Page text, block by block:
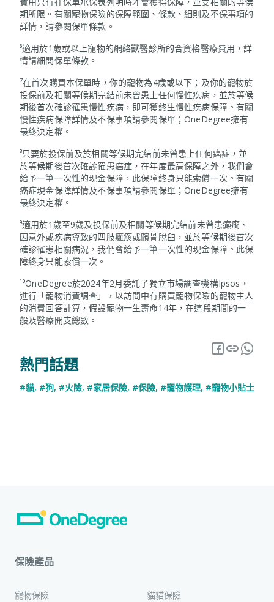
期所限。有關寵物保險的保障範圍、條款、細則及不保事項的
詳情，請參閱保單條款。
⁶適用於1歲或以上寵物的網絡獸醫診所的合資格醫療費用，詳
情請細閲保單條款。
⁷在首次購買本保單時，你的寵物為4歲或以下；及你的寵物於
投保前及相關等候期完結前未曾患上任何慢性疾病，並於等候
期後首次確診罹患慢性疾病，即可獲終生慢性疾病保障。有關
慢性疾病保障詳情及不保事項請參閱保單；OneDegree擁有
最終決定權。
⁸只要於投保前及於相關等候期完結前未曾患上任何癌症，並
於等候期後首次確診罹患癌症，在年度最高保障之外，我們會
給予一筆一次性的現金保障，此保障終身只能索償一次。有關
癌症現金保障詳情及不保事項請參閱保單；OneDegree擁有
最終決定權。
⁹適用於1歲至9歲及投保前及相關等候期完結前未曾患癲癇、
因意外或疾病導致的四肢癱瘓或髕骨脫臼，並於等候期後首次
確診罹患相關病況，我們會給予一筆一次性的現金保障。此保
障終身只能索償一次。
¹⁰OneDegree於2024年2月委託了獨立市場調查機構Ipsos，
進行「寵物消費調查」，以訪問中有購買寵物保險的寵物主人
的消費回答計算，假設寵物一生壽命14年，在這段期間的一
般及醫療開支總數。
熱門話題
#貓, #狗, #火險, #家居保險, #保險, #寵物護理, #寵物小貼士
保險產品
寵物保險 貓貓保險